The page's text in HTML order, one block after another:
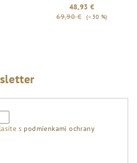
48,93 €
69,90 €
(–30 %)
s podmienkami ochrany